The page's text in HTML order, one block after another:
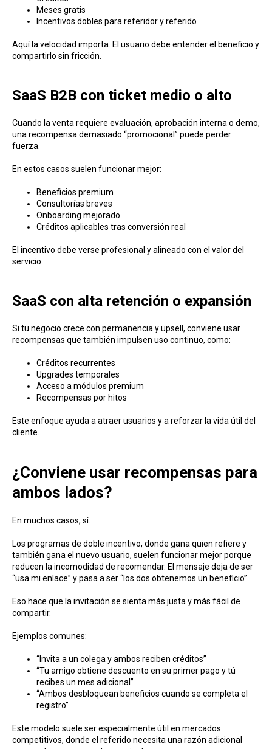
Meses gratis
Incentivos dobles para referidor y referido
Aquí la velocidad importa. El usuario debe entender el beneficio y
compartirlo sin fricción.
SaaS B2B con ticket medio o alto
Cuando la venta requiere evaluación, aprobación interna o demo,
una recompensa demasiado “promocional” puede perder
fuerza.
En estos casos suelen funcionar mejor:
Beneficios premium
Consultorías breves
Onboarding mejorado
Créditos aplicables tras conversión real
El incentivo debe verse profesional y alineado con el valor del
servicio.
SaaS con alta retención o expansión
Si tu negocio crece con permanencia y upsell, conviene usar
recompensas que también impulsen uso continuo, como:
Créditos recurrentes
Upgrades temporales
Acceso a módulos premium
Recompensas por hitos
Este enfoque ayuda a atraer usuarios y a reforzar la vida útil del
cliente.
¿Conviene usar recompensas para
ambos lados?
En muchos casos, sí.
Los programas de doble incentivo, donde gana quien refiere y
también gana el nuevo usuario, suelen funcionar mejor porque
reducen la incomodidad de recomendar. El mensaje deja de ser
“usa mi enlace” y pasa a ser “los dos obtenemos un beneficio”.
Eso hace que la invitación se sienta más justa y más fácil de
compartir.
Ejemplos comunes:
“Invita a un colega y ambos reciben créditos”
“Tu amigo obtiene descuento en su primer pago y tú
recibes un mes adicional”
“Ambos desbloquean beneficios cuando se completa el
registro”
Este modelo suele ser especialmente útil en mercados
competitivos, donde el referido necesita una razón adicional